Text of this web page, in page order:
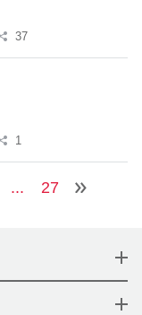
37
1
... 27